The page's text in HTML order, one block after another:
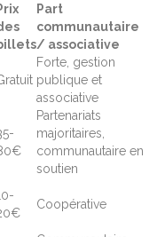
Part
communautaire
/ associative
Forte, gestion
publique et
associative
Partenariats
majoritaires,
communautaire en
soutien
Coopérative